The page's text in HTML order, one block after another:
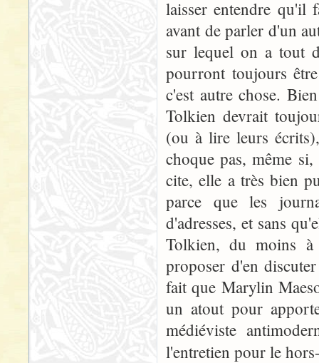
laisser entendre qu'il
avant de parler d'un
sur lequel on a tout
pourront toujours
c'est autre chose.
Tolkien devrait
(ou à lire leurs
choque pas, même
cite, elle a très bien
parce que les
d'adresses, et sans
Tolkien, du moins
proposer d'en
fait que Marylin
un atout pour
médiéviste
l'entretien pour le